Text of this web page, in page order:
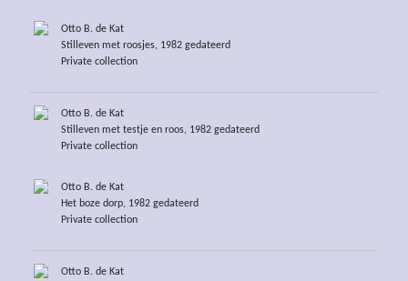
Otto B. de Kat
Stilleven met roosjes, 1982 gedateerd
Private collection
Otto B. de Kat
Stilleven met testje en roos, 1982 gedateerd
Private collection
Otto B. de Kat
Het boze dorp, 1982 gedateerd
Private collection
Otto B. de Kat